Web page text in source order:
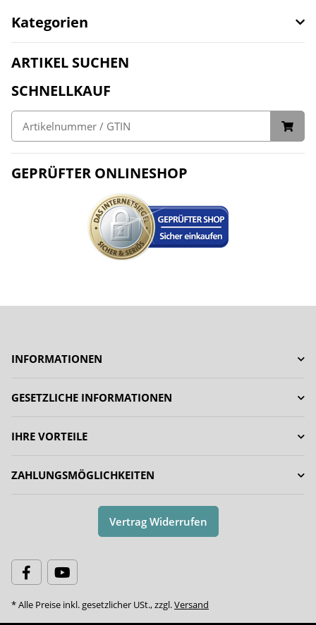
Kategorien
ARTIKEL SUCHEN
SCHNELLKAUF
GEPRÜFTER ONLINESHOP
INFORMATIONEN
GESETZLICHE INFORMATIONEN
IHRE VORTEILE
ZAHLUNGSMÖGLICHKEITEN
Vertrag Widerrufen
* Alle Preise inkl. gesetzlicher USt., zzgl.Versand